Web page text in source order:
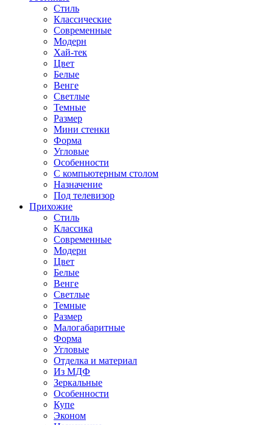
Стиль
Классические
Современные
Модерн
Хай-тек
Цвет
Белые
Венге
Светлые
Темные
Размер
Мини стенки
Форма
Угловые
Особенности
С компьютерным столом
Назначение
Под телевизор
Прихожие
Стиль
Классика
Современные
Модерн
Цвет
Белые
Венге
Светлые
Темные
Размер
Малогабаритные
Форма
Угловые
Отделка и материал
Из МДФ
Зеркальные
Особенности
Купе
Эконом